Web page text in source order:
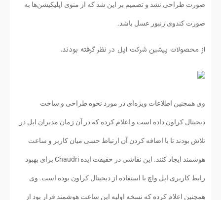
صورت طراحی نشد و تصمیم بر این شد که از منوی اپلیکیشن‌ها به
صورت کندوی زنبور عسل باشد.
از محصولات پیشین شرکت اپل در نظر گرفته بودند.
وی همچنین اطلاعات ویژه‌ای در مورد نحوه طراحی و ساخت
دیجیتال کراون داده است و اعلام کرده که در آن زمان مدیران اپل در
تلاش بودند تا با اضافه کردن آن ارتباط حسی میان کاربر و ساعت
هوشمند ایجاد کنند. این نقاشی در حقیقت ایده Chaudri برای بهبود
رابط کاربری اپل واچ با استفاده از دیجیتال کراون بوده است. وی
همچنین اعلام کرده که نسخه اولیه این ساعت هوشمند قرار بود از